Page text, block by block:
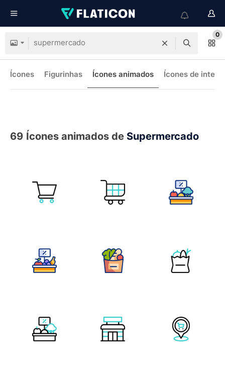
0
Ícones Figurinhas Ícones animados Ícones de
69 Ícones animados de Supermercado